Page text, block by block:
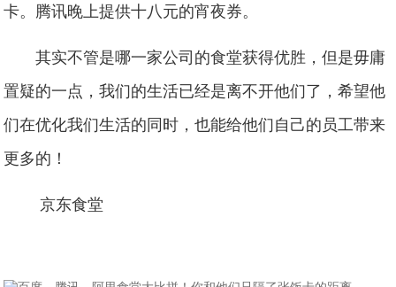
卡。腾讯晚上提供十八元的宵夜券。
其实不管是哪一家公司的食堂获得优胜，但是毋庸
置疑的一点，我们的生活已经是离不开他们了，希望他
们在优化我们生活的同时，也能给他们自己的员工带来
更多的！
京东食堂